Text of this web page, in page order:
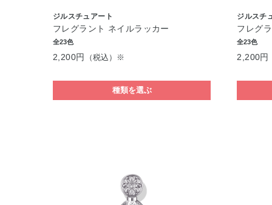
ジルスチュアート
フレグラント ネイルラッカー
全23色
2,200円 （税込）※
種類を選ぶ
ジルスチ
フレグ
全23色
2,200円